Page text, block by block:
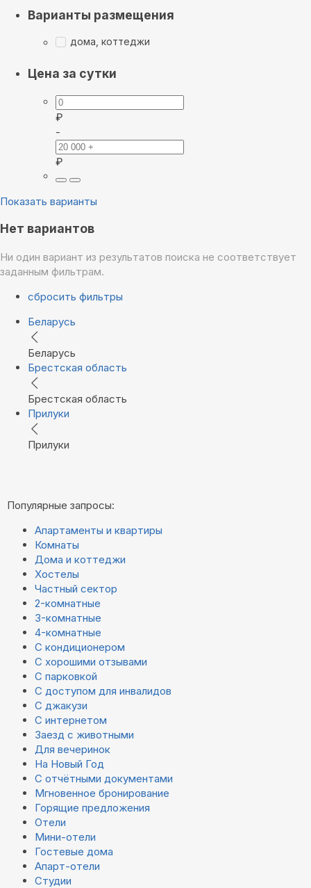
Варианты размещения
дома, коттеджи
Цена за сутки
₽
-
₽
Показать варианты
Нет вариантов
Ни один вариант из результатов поиска не соответствует
заданным фильтрам.
сбросить фильтры
Беларусь
Беларусь
Брестская область
Брестская область
Прилуки
Прилуки
Популярные запросы:
Апартаменты и квартиры
Комнаты
Дома и коттеджи
Хостелы
Частный сектор
2-комнатные
3-комнатные
4-комнатные
С кондиционером
С хорошими отзывами
С парковкой
С доступом для инвалидов
С джакузи
С интернетом
Заезд с животными
Для вечеринок
На Новый Год
С отчётными документами
Мгновенное бронирование
Горящие предложения
Отели
Мини-отели
Гостевые дома
Апарт-отели
Студии